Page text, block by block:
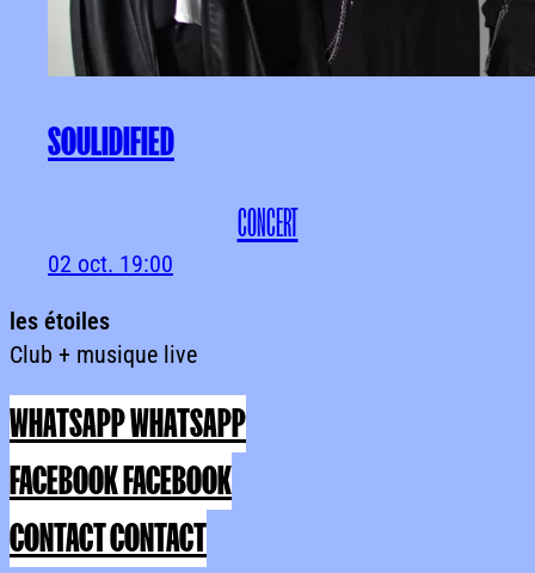
SOULIDIFIED
CONCERT
02 oct. 19:00
les étoiles
Club + musique live
WHATSAPPWHATSAPP
FACEBOOK FACEBOOK
CONTACTCONTACT